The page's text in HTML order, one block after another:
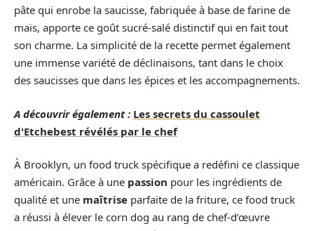
pâte qui enrobe la saucisse, fabriquée à base de farine de
maïs, apporte ce goût sucré-salé distinctif qui en fait tout
son charme. La simplicité de la recette permet également
une immense variété de déclinaisons, tant dans le choix
des saucisses que dans les épices et les accompagnements.
A découvrir également : Les secrets du cassoulet
d'Etchebest révélés par le chef
À Brooklyn, un food truck spécifique a redéfini ce classique
américain. Grâce à une passion pour les ingrédients de
qualité et une maîtrise parfaite de la friture, ce food truck
a réussi à élever le corn dog au rang de chef-d’œuvre